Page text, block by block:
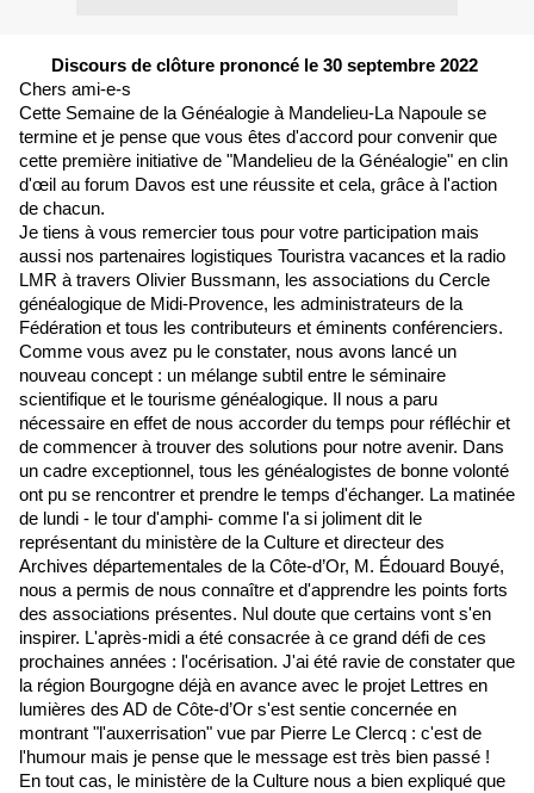
Discours de clôture prononcé le 30 septembre 2022
Chers ami-e-s
Cette Semaine de la Généalogie à Mandelieu-La Napoule se
termine et je pense que vous êtes d'accord pour convenir que
cette première initiative de "Mandelieu de la Généalogie" en clin
d'œil au forum Davos est une réussite et cela, grâce à l'action
de chacun.
Je tiens à vous remercier tous pour votre participation mais
aussi nos partenaires logistiques Touristra vacances et la radio
LMR à travers Olivier Bussmann, les associations du Cercle
généalogique de Midi-Provence, les administrateurs de la
Fédération et tous les contributeurs et éminents conférenciers.
Comme vous avez pu le constater, nous avons lancé un
nouveau concept : un mélange subtil entre le séminaire
scientifique et le tourisme généalogique. Il nous a paru
nécessaire en effet de nous accorder du temps pour réfléchir et
de commencer à trouver des solutions pour notre avenir. Dans
un cadre exceptionnel, tous les généalogistes de bonne volonté
ont pu se rencontrer et prendre le temps d'échanger. La matinée
de lundi - le tour d'amphi- comme l'a si joliment dit le
représentant du ministère de la Culture et directeur des
Archives départementales de la Côte-d’Or, M. Édouard Bouyé,
nous a permis de nous connaître et d'apprendre les points forts
des associations présentes. Nul doute que certains vont s'en
inspirer. L'après-midi a été consacrée à ce grand défi de ces
prochaines années : l'océrisation. J'ai été ravie de constater que
la région Bourgogne déjà en avance avec le projet Lettres en
lumières des AD de Côte-d’Or s'est sentie concernée en
montrant "l'auxerrisation" vue par Pierre Le Clercq : c'est de
l'humour mais je pense que le message est très bien passé !
En tout cas, le ministère de la Culture nous a bien expliqué que